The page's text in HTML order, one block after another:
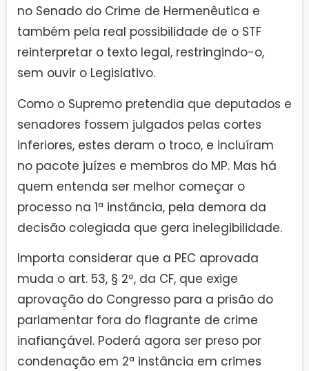
no Senado do Crime de Hermenêutica e
também pela real possibilidade de o STF
reinterpretar o texto legal, restringindo-o,
sem ouvir o Legislativo.
Como o Supremo pretendia que deputados e
senadores fossem julgados pelas cortes
inferiores, estes deram o troco, e incluíram
no pacote juízes e membros do MP. Mas há
quem entenda ser melhor começar o
processo na 1ª instância, pela demora da
decisão colegiada que gera inelegibilidade.
Importa considerar que a PEC aprovada
muda o art. 53, § 2º, da CF, que exige
aprovação do Congresso para a prisão do
parlamentar fora do flagrante de crime
inafiançável. Poderá agora ser preso por
condenação em 2ª instância em crimes